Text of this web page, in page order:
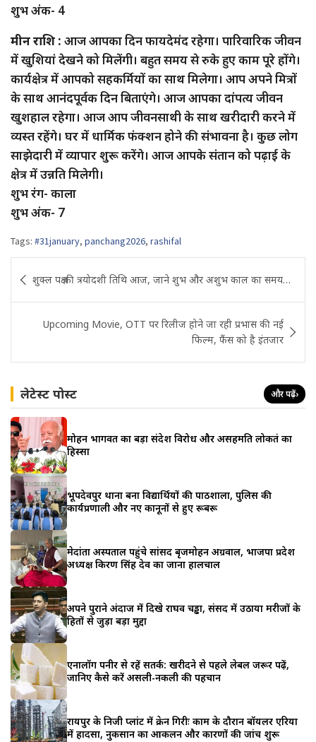
शुभ अंक- 4
मीन राशि : आज आपका दिन फायदेमंद रहेगा। पारिवारिक जीवन
में खुशियां देखने को मिलेंगी। बहुत समय से रुके हुए काम पूरे होंगे।
कार्यक्षेत्र में आपको सहकर्मियों का साथ मिलेगा। आप अपने मित्रों
के साथ आनंदपूर्वक दिन बिताएंगे। आज आपका दांपत्य जीवन
खुशहाल रहेगा। आज आप जीवनसाथी के साथ खरीदारी करने में
व्यस्त रहेंगे। घर में धार्मिक फंक्शन होने की संभावना है। कुछ लोग
साझेदारी में व्यापार शुरू करेंगे। आज आपके संतान को पढ़ाई के
क्षेत्र में उन्नति मिलेगी।
शुभ रंग- काला
शुभ अंक- 7
Tags: #31january, panchang2026, rashifal
navigation
शुक्ल पक्ष की त्रयोदशी तिथि आज, जाने शुभ और अशुभ काल का समय…
Upcoming Movie, OTT पर रिलीज होने जा रही प्रभास की नई
फिल्म, फैंस को है इंतजार
लेटेस्ट पोस्ट और पढ़ें›
मोहन भागवत का बड़ा संदेश विरोध और असहमति लोकतंत्र का
हिस्सा
भूपदेवपुर थाना बना विद्यार्थियों की पाठशाला, पुलिस की
कार्यप्रणाली और नए कानूनों से हुए रूबरू
मेदांता अस्पताल पहुंचे सांसद बृजमोहन अग्रवाल, भाजपा प्रदेश
अध्यक्ष किरण सिंह देव का जाना हालचाल
अपने पुराने अंदाज में दिखे राघव चड्ढा, संसद में उठाया मरीजों के
हितों से जुड़ा बड़ा मुद्दा
एनालॉग पनीर से रहें सतर्क: खरीदने से पहले लेबल जरूर पढ़ें,
जानिए कैसे करें असली-नकली की पहचान
रायपुर के निजी प्लांट में क्रेन गिरीः काम के दौरान बॉयलर एरिया
में हादसा, नुकसान का आकलन और कारणों की जांच शुरू